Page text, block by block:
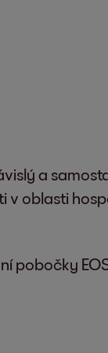
a
oblasti
pobočky